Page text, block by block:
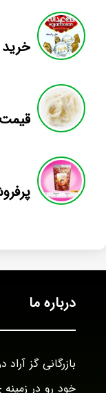
درباره ما